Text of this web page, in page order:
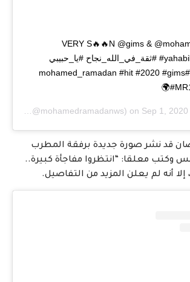
VERY S🔥🔥N @gims &
#yahabibi #musicvideo #ثقة_في_الله_نجاح #يا_حبيبي
#محمد_رمضان #mohamed_ramadan #hit #2020 #gims
(@mohamedramadanws) on Sep 1,
قد نشر صورة جديدة برفقة المطرب
وكتب معلقا: “انتظروا مفاجأة كبيرة..
إلا أنه لم يعلن المزيد من التفاصيل.